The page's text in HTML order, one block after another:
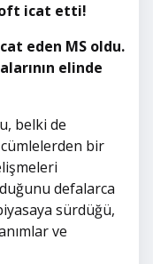
icat etti!
eden MS oldu.
elinde
belki de
bir
defalarca
sürdüğü,
ve